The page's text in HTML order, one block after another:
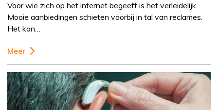
Voor wie zich op het internet begeeft is het verleidelijk.
Mooie aanbiedingen schieten voorbij in tal van reclames.
Het kan…
Meer